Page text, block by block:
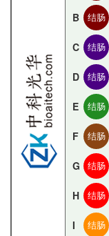
B 结肠
C 结肠
D 结肠
E 结肠
F 结肠
G 结肠
H 结肠
I 结肠